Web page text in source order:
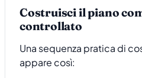
Costruisci il piano
controllato
Una sequenza pratica di
appare così: